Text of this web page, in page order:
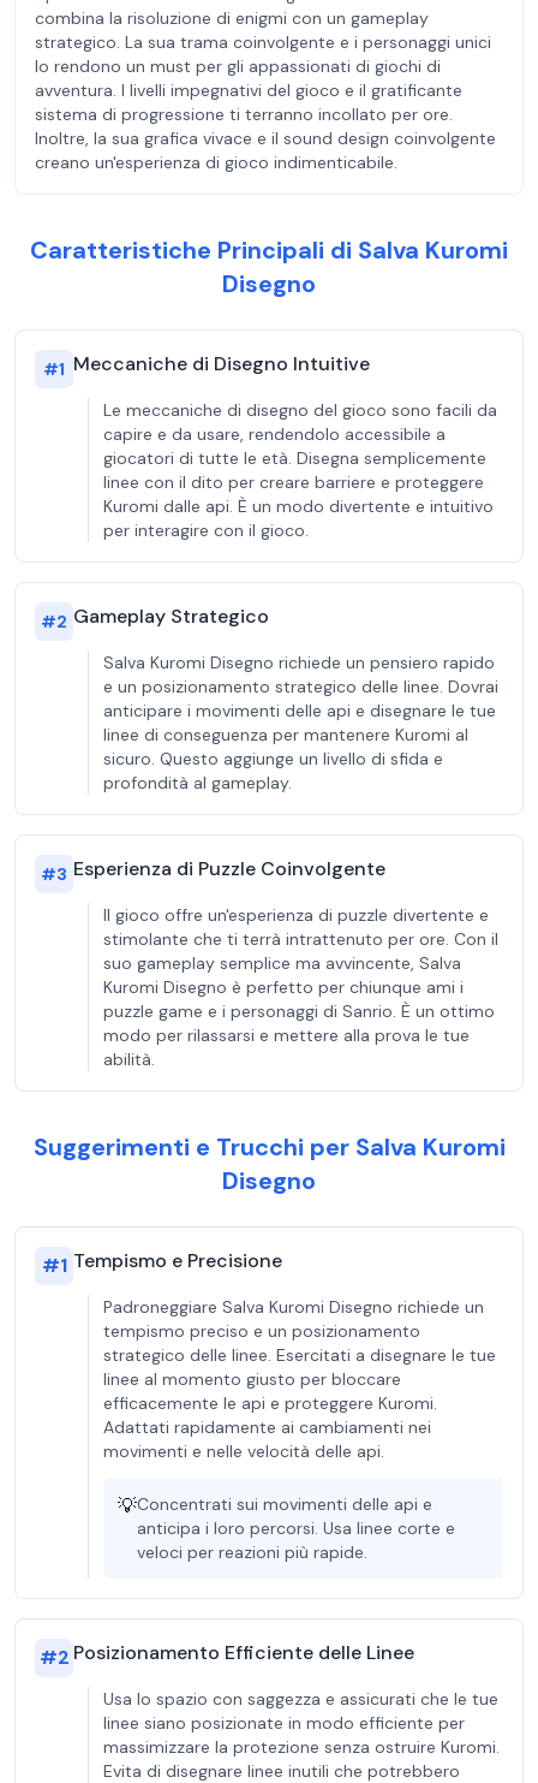
combina la risoluzione di enigmi con un gameplay
strategico. La sua trama coinvolgente e i personaggi unici
lo rendono un must per gli appassionati di giochi di
avventura. I livelli impegnativi del gioco e il gratificante
sistema di progressione ti terranno incollato per ore.
Inoltre, la sua grafica vivace e il sound design coinvolgente
creano un'esperienza di gioco indimenticabile.
Caratteristiche Principali di Salva Kuromi
Disegno
#1 Meccaniche di Disegno Intuitive
Le meccaniche di disegno del gioco sono facili da
capire e da usare, rendendolo accessibile a
giocatori di tutte le età. Disegna semplicemente
linee con il dito per creare barriere e proteggere
Kuromi dalle api. È un modo divertente e intuitivo
per interagire con il gioco.
#2 Gameplay Strategico
Salva Kuromi Disegno richiede un pensiero rapido
e un posizionamento strategico delle linee. Dovrai
anticipare i movimenti delle api e disegnare le tue
linee di conseguenza per mantenere Kuromi al
sicuro. Questo aggiunge un livello di sfida e
profondità al gameplay.
#3 Esperienza di Puzzle Coinvolgente
Il gioco offre un'esperienza di puzzle divertente e
stimolante che ti terrà intrattenuto per ore. Con il
suo gameplay semplice ma avvincente, Salva
Kuromi Disegno è perfetto per chiunque ami i
puzzle game e i personaggi di Sanrio. È un ottimo
modo per rilassarsi e mettere alla prova le tue
abilità.
Suggerimenti e Trucchi per Salva Kuromi
Disegno
#1 Tempismo e Precisione
Padroneggiare Salva Kuromi Disegno richiede un
tempismo preciso e un posizionamento
strategico delle linee. Esercitati a disegnare le tue
linee al momento giusto per bloccare
efficacemente le api e proteggere Kuromi.
Adattati rapidamente ai cambiamenti nei
movimenti e nelle velocità delle api.
💡Concentrati sui movimenti delle api e
anticipa i loro percorsi. Usa linee corte e
veloci per reazioni più rapide.
#2 Posizionamento Efficiente delle Linee
Usa lo spazio con saggezza e assicurati che le tue
linee siano posizionate in modo efficiente per
massimizzare la protezione senza ostruire Kuromi.
Evita di disegnare linee inutili che potrebbero